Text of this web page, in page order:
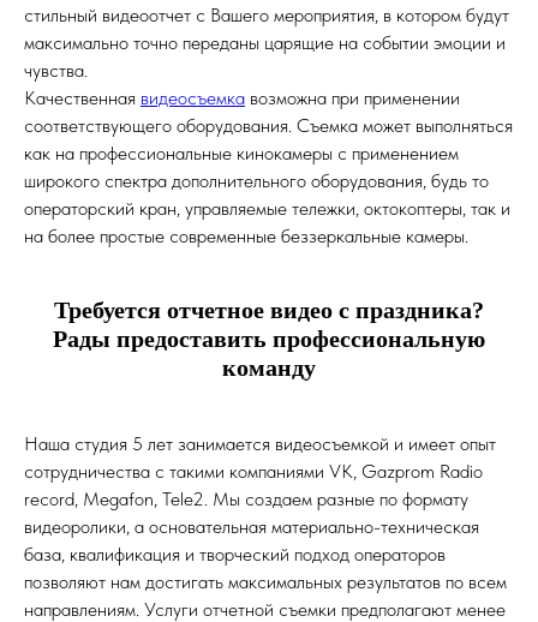
стильный видеоотчет с Вашего мероприятия, в котором будут
максимально точно переданы царящие на событии эмоции и
чувства.
Качественная видеосъемка возможна при применении
соответствующего оборудования. Съемка может выполняться
как на профессиональные кинокамеры с применением
широкого спектра дополнительного оборудования, будь то
операторский кран, управляемые тележки, октокоптеры, так и
на более простые современные беззеркальные камеры.
Требуется отчетное видео с праздника?
Рады предоставить профессиональную
команду
Наша студия 5 лет занимается видеосъемкой и имеет опыт
сотрудничества с такими компаниями VK, Gazprom Radio
record, Megafon, Tele2. Мы создаем разные по формату
видеоролики, а основательная материально-техническая
база, квалификация и творческий подход операторов
позволяют нам достигать максимальных результатов по всем
направлениям. Услуги отчетной съемки предполагают менее